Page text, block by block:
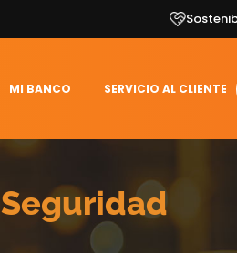
MI BANCO SERVICIO AL CLIENTE
Seguridad